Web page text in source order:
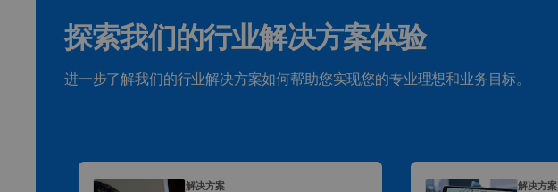
探索我们的行业解决方案体验
进一步了解我们的行业解决方案如何帮助您实现您的专业理想和业务目标。
解决方案 解决方案